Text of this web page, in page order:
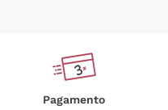
Pagamento